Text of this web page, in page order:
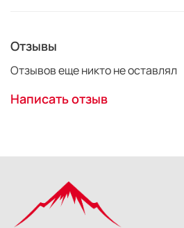
Отзывы
Отзывов еще никто не оставлял
Написать отзыв